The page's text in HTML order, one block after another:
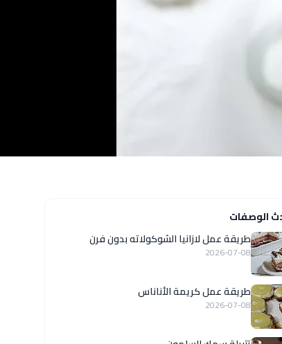
الوصفات
طريقة عمل لازانيا الشوكولاته بدون فرن
2026-07-08
طريقة عمل كريمة الأناناس
2026-07-08